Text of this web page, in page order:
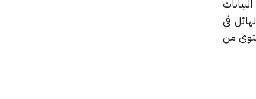
في
من